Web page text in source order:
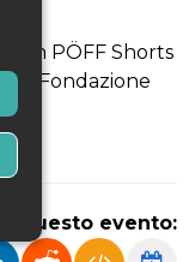
con PÖFF Shorts
Fondazione
questo evento: